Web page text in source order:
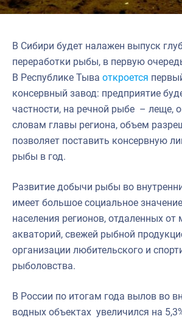
В Сибири будет налажен выпуск
переработки рыбы, в первую
В Республике Тыва откроется
консервный завод: предприятие
частности, на речной рыбе – леще,
словам главы региона, объем
позволяет поставить консервную
рыбы в год.
Развитие добычи рыбы во
имеет большое социальное
населения регионов, отдаленных от
акваторий, свежей рыбной
организации любительского и
рыболовства.
В России по итогам года вылов во
водных объектах увеличился на